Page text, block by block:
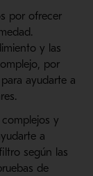
por ofrecer
y las
por
ayudarte a
y
a
según las
de